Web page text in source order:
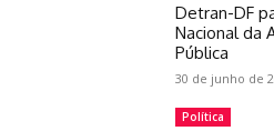
Detran-DF
Nacional da
Pública
30 de junho de
Política